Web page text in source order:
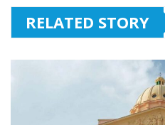
RELATED STORY